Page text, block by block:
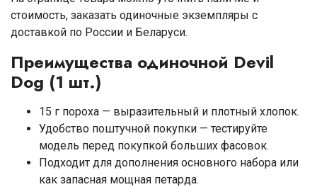
стоимость, заказать одиночные экземпляры с
доставкой по России и Беларуси.
Преимущества одиночной Devil
Dog (1 шт.)
15 г пороха — выразительный и плотный хлопок.
Удобство поштучной покупки — тестируйте
модель перед покупкой больших фасовок.
Подходит для дополнения основного набора или
как запасная мощная петарда.